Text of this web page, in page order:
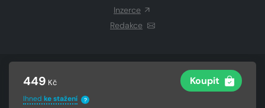
449 Kč Koupit
Ihned ke stažení ?
Inzerce
Redakce
CZECH NEWS CENTER a.s.a dodavatelé
Vysázeno